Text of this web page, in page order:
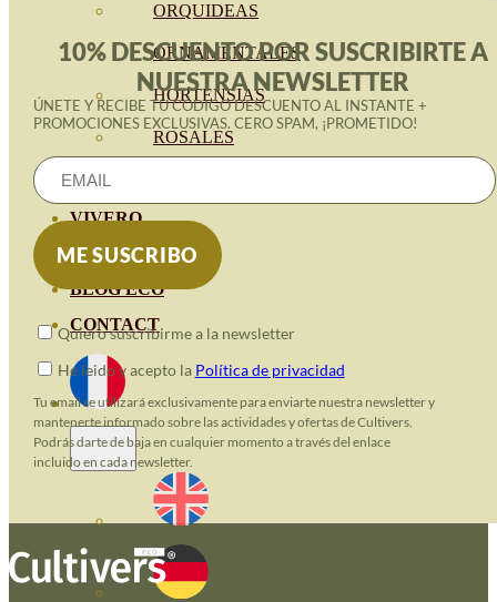
ORQUIDEAS
ORNAMENTALES
HORTENSIAS
ROSALES
VIVERO
RECURSOS
BLOG ECO
CONTACT
10% DESCUENTO POR SUSCRIBIRTE A
NUESTRA NEWSLETTER
ÚNETE Y RECIBE TU CÓDIGO DESCUENTO AL INSTANTE +
PROMOCIONES EXCLUSIVAS. CERO SPAM, ¡PROMETIDO!
Quiero suscribirme a la newsletter
He leido y acepto la Política de privacidad
Tu email se utilizará exclusivamente para enviarte nuestra newsletter y
mantenerte informado sobre las actividades y ofertas de Cultivers.
Podrás darte de baja en cualquier momento a través del enlace
incluido en cada newsletter.